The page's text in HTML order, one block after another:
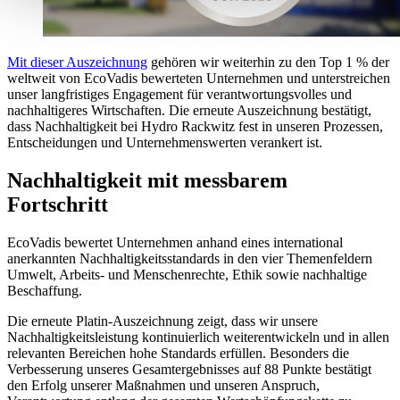
Mit dieser Auszeichnung gehören wir weiterhin zu den Top 1 % der
weltweit von EcoVadis bewerteten Unternehmen und unterstreichen
unser langfristiges Engagement für verantwortungsvolles und
nachhaltigeres Wirtschaften. Die erneute Auszeichnung bestätigt,
dass Nachhaltigkeit bei Hydro Rackwitz fest in unseren Prozessen,
Entscheidungen und Unternehmenswerten verankert ist.
Nachhaltigkeit mit messbarem
Fortschritt
EcoVadis bewertet Unternehmen anhand eines international
anerkannten Nachhaltigkeitsstandards in den vier Themenfeldern
Umwelt, Arbeits- und Menschenrechte, Ethik sowie nachhaltige
Beschaffung.
Die erneute Platin-Auszeichnung zeigt, dass wir unsere
Nachhaltigkeitsleistung kontinuierlich weiterentwickeln und in allen
relevanten Bereichen hohe Standards erfüllen. Besonders die
Verbesserung unseres Gesamtergebnisses auf 88 Punkte bestätigt
den Erfolg unserer Maßnahmen und unseren Anspruch,